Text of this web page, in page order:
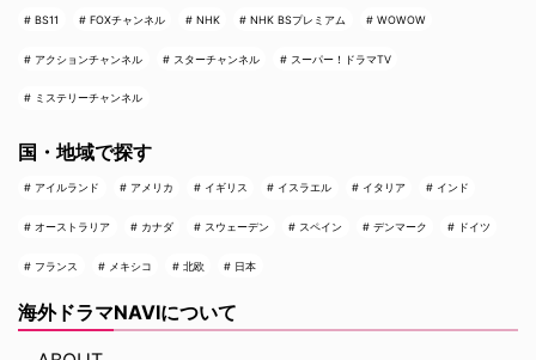
BS11 FOXチャンネル NHK NHK BSプレミアム WOWOW
アクションチャンネル スターチャンネル スーパー！ドラマTV
ミステリーチャンネル
国・地域で探す
アイルランド アメリカ イギリス イスラエル イタリア インド
オーストラリア カナダ スウェーデン スペイン デンマーク ドイツ
フランス メキシコ 北欧 日本
海外ドラマNAVIについて